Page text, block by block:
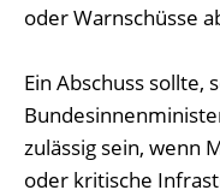
oder Warnschüsse
Ein Abschuss sollte,
zulässig sein, wenn
oder kritische